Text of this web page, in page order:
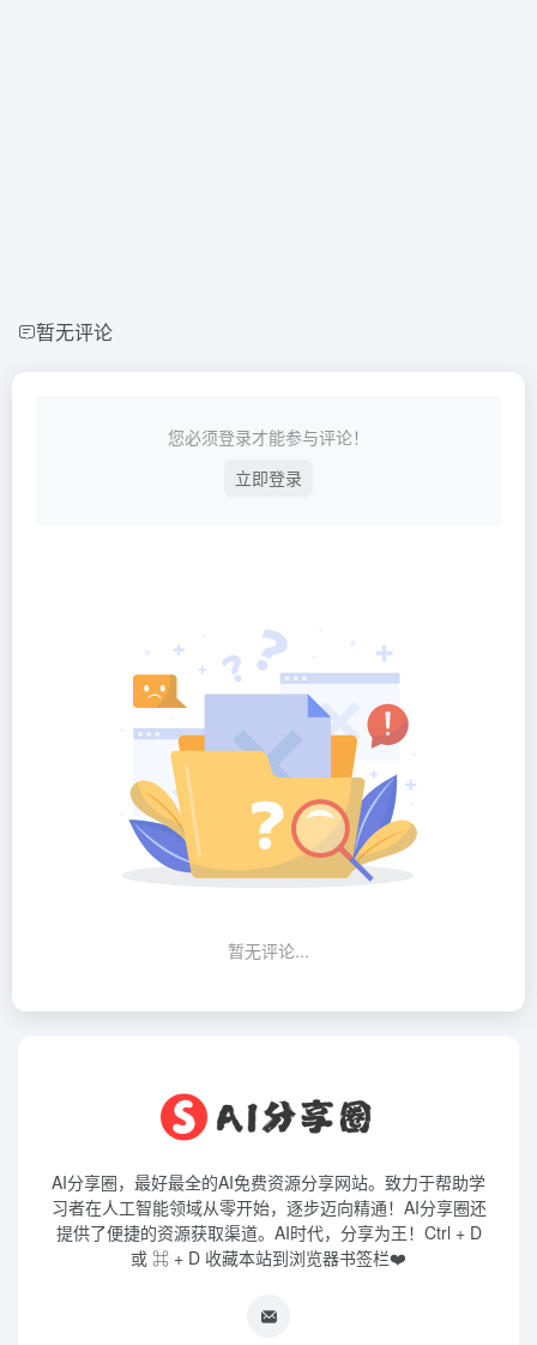
暂无评论
您必须登录才能参与评论！
立即登录
暂无评论...
AI分享圈，最好最全的AI免费资源分享网站。致力于帮助学
习者在人工智能领域从零开始，逐步迈向精通！AI分享圈还
提供了便捷的资源获取渠道。AI时代，分享为王！Ctrl + D
或 ⌘ + D 收藏本站到浏览器书签栏❤️